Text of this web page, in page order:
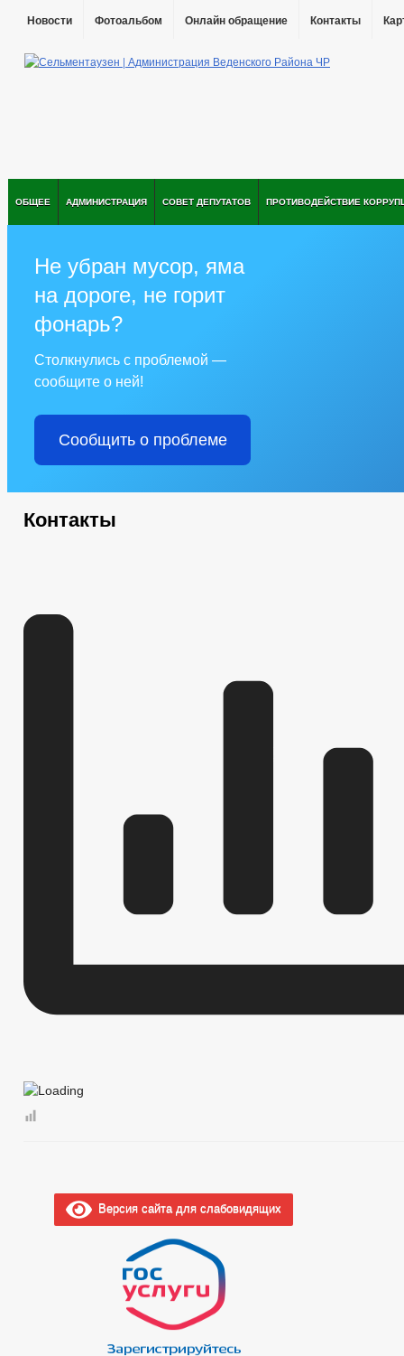
Новости Фотоальбом Онлайн обращение Контакты
ОБЩЕЕ АДМИНИСТРАЦИЯ СОВЕТ ДЕПУТАТОВ ПРОТИВОДЕЙСТВИЕ
Не убран мусор, яма
на дороге, не горит
фонарь?
Столкнулись с проблемой —
сообщите о ней!
Сообщить о проблеме
Контакты
Версия сайта для слабовидящих